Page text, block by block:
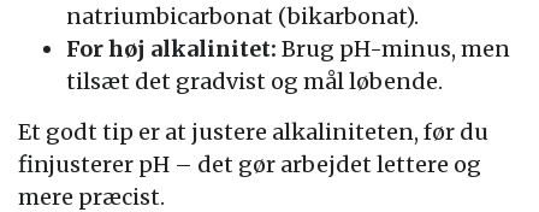
natriumbicarbonat (bikarbonat).
For høj alkalinitet: Brug pH-minus, men
tilsæt det gradvist og mål løbende.
Et godt tip er at justere alkaliniteten, før du
finjusterer pH – det gør arbejdet lettere og
mere præcist.